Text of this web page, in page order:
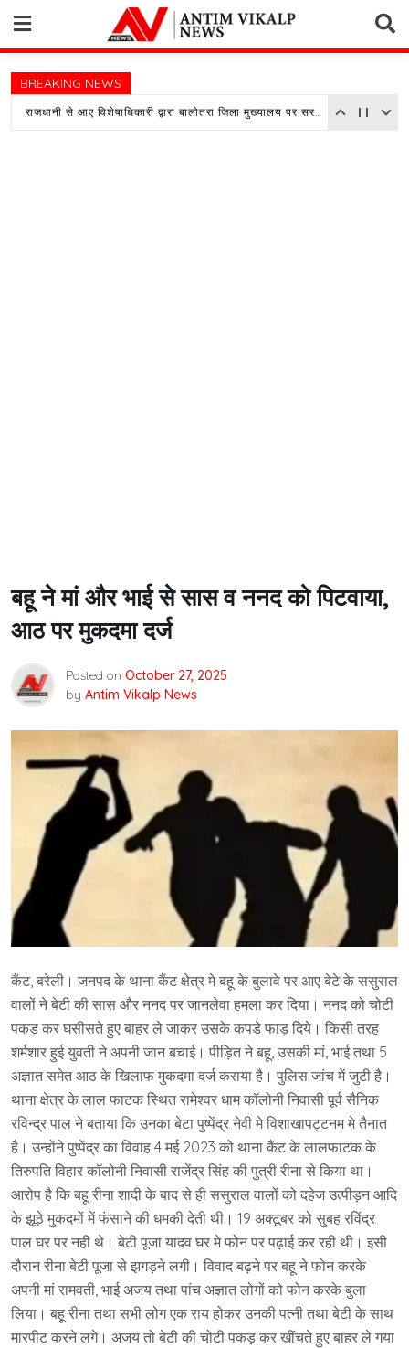
content
BREAKING NEWS
राजधानी से आए विशेषाधिकारी द्वारा बालोतरा जिला मुख्यालय पर सरकारी अस्पताल का किया औचक निरीक्षण
बहू ने मां और भाई से सास व ननद को पिटवाया,
आठ पर मुकदमा दर्ज
Posted on October 27, 2025
by Antim Vikalp News
कैंट, बरेली। जनपद के थाना कैंट क्षेत्र मे बहू के बुलावे पर आए बेटे के ससुराल
वालों ने बेटी की सास और ननद पर जानलेवा हमला कर दिया। ननद को चोटी
पकड़ कर घसीसते हुए बाहर ले जाकर उसके कपड़े फाड़ दिये। किसी तरह
शर्मशार हुई युवती ने अपनी जान बचाई। पीड़ित ने बहू, उसकी मां, भाई तथा 5
अज्ञात समेत आठ के खिलाफ मुकदमा दर्ज कराया है। पुलिस जांच में जुटी है।
थाना क्षेत्र के लाल फाटक स्थित रामेश्वर धाम कॉलोनी निवासी पूर्व सैनिक
रविन्द्र पाल ने बताया कि उनका बेटा पुष्पेंद्र नेवी मे विशाखापट्टनम मे तैनात
है। उन्होंने पुष्पेंद्र का विवाह 4 मई 2023 को थाना कैंट के लालफाटक के
तिरुपति विहार कॉलोनी निवासी राजेंद्र सिंह की पुत्री रीना से किया था।
आरोप है कि बहू रीना शादी के बाद से ही ससुराल वालों को दहेज उत्पीड़न आदि
के झूठे मुकदमों में फंसाने की धमकी देती थी। 19 अक्टूबर को सुबह रविंद्र
पाल घर पर नही थे। बेटी पूजा यादव घर मे फोन पर पढ़ाई कर रही थी। इसी
दौरान रीना बेटी पूजा से झगड़ने लगी। विवाद बढ़ने पर बहू ने फोन करके
अपनी मां रामवती, भाई अजय तथा पांच अज्ञात लोगों को फोन करके बुला
लिया। बहू रीना तथा सभी लोग एक राय होकर उनकी पत्नी तथा बेटी के साथ
मारपीट करने लगे। अजय तो बेटी की चोटी पकड़ कर खींचते हुए बाहर ले गया